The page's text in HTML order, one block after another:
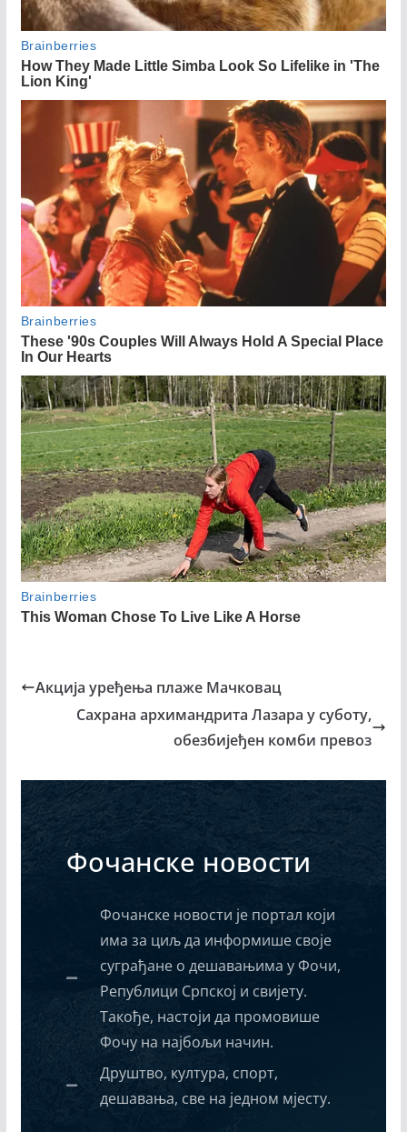
Акција уређења плаже Мачковац
Сахрана архимандрита Лазара у суботу,
обезбијеђен комби превоз
Фочанске новости
Фочанске новости је портал који
има за циљ да информише своје
суграђане о дешавањима у Фочи,
Републици Српској и свијету.
Такође, настоји да промовише
Фочу на најбољи начин.
Друштво, култура, спорт,
дешавања, све на једном мјесту.